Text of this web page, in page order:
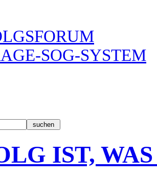
SOG-SYSTEM
IST,